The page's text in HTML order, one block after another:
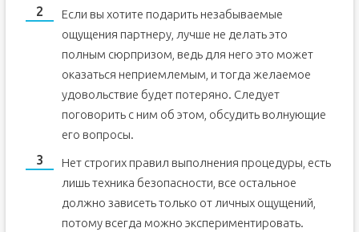
Если вы хотите подарить незабываемые
ощущения партнеру, лучше не делать это
полным сюрпризом, ведь для него это может
оказаться неприемлемым, и тогда желаемое
удовольствие будет потеряно. Следует
поговорить с ним об этом, обсудить волнующие
его вопросы.
Нет строгих правил выполнения процедуры, есть
лишь техника безопасности, все остальное
должно зависеть только от личных ощущений,
потому всегда можно экспериментировать.